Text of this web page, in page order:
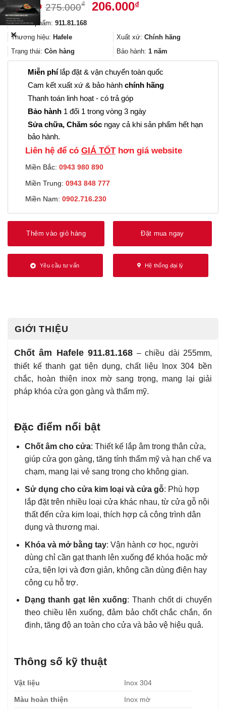
275.000₫
Giá
275.000₫.
206.000₫Giá
là:
206.000₫.
Mã sản phẩm: 911.81.168
Thương hiệu: Hafele Xuất xứ: Chính hãng
Trạng thái: Còn hàng Bảo hành: 1 năm
Miễn phílắp đặt & vận chuyển toàn quốc
Cam kết xuất xứ & bảo hành chính hãng
Thanh toán linh hoạt - có trả góp
Bảo hành 1 đổi 1 trong vòng 3 ngày
Sửa chữa, Chăm sóc ngay cả khi sản phẩm hết hạn
bảo hành.
Liên hệ để có GIÁ TỐThơn giá website
Miền Bắc: 0943 980 890
Miền Trung: 0943 848 777
Miền Nam: 0902.716.230
Thêm vào giỏ hàng Đặt mua ngay
Yêu cầu tư vấn Hệ thống đại lý
GIỚI THIỆU
Chốt âm Hafele 911.81.168 – chiều dài 255mm,
thiết kế thanh gạt tiện dụng, chất liệu Inox 304 bền
chắc, hoàn thiện inox mờ sang trọng, mang lại giải
pháp khóa cửa gọn gàng và thẩm mỹ.
Đặc điểm nổi bật
Chốt âm cho cửa: Thiết kế lắp âm trong thân cửa,
giúp cửa gọn gàng, tăng tính thẩm mỹ và hạn chế va
chạm, mang lại vẻ sang trọng cho không gian.
Sử dụng cho cửa kim loại và cửa gỗ: Phù hợp
lắp đặt trên nhiều loại cửa khác nhau, từ cửa gỗ nội
thất đến cửa kim loại, thích hợp cả công trình dân
dụng và thương mại.
Khóa và mở bằng tay: Vận hành cơ học, người
dùng chỉ cần gạt thanh lên xuống để khóa hoặc mở
cửa, tiện lợi và đơn giản, không cần dùng điện hay
công cụ hỗ trợ.
Dạng thanh gạt lên xuống: Thanh chốt di chuyển
theo chiều lên xuống, đảm bảo chốt chắc chắn, ổn
định, tăng độ an toàn cho cửa và bảo vệ hiệu quả.
Thông số kỹ thuật
Vật liệu Inox 304
Màu hoàn thiện Inox mờ
✕